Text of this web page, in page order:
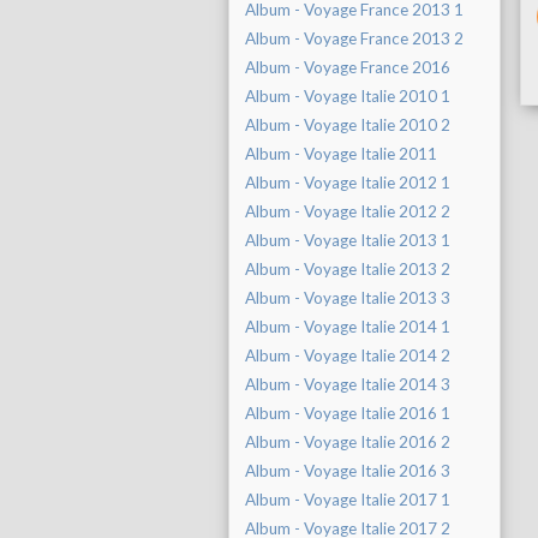
Album - Voyage France 2013 1
Album - Voyage France 2013 2
Album - Voyage France 2016
Album - Voyage Italie 2010 1
Album - Voyage Italie 2010 2
Album - Voyage Italie 2011
Album - Voyage Italie 2012 1
Album - Voyage Italie 2012 2
Album - Voyage Italie 2013 1
Album - Voyage Italie 2013 2
Album - Voyage Italie 2013 3
Album - Voyage Italie 2014 1
Album - Voyage Italie 2014 2
Album - Voyage Italie 2014 3
Album - Voyage Italie 2016 1
Album - Voyage Italie 2016 2
Album - Voyage Italie 2016 3
Album - Voyage Italie 2017 1
Album - Voyage Italie 2017 2